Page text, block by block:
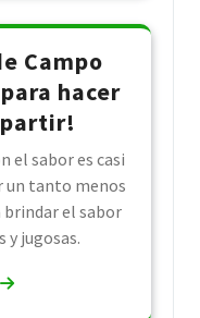
Campo
hacer
el sabor es casi
un tanto menos
brindar el sabor
y jugosas.